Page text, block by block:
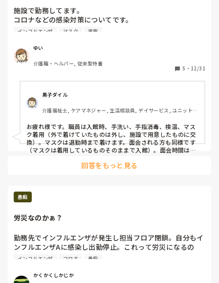
スタッフ間の感染を防いでいます　笑
施設で勤務してます。
コロナなどの感染対策についてです。
一時期は、職員マスク着用、利用者家族の面会時間や人数規
しかし現在は形上は…という感じです。
面会時間や人数の規制を掲載してても、関係なく面会させた
り、職員の7割がマスク無着用です。
免疫が落ちてる方も多いので対策したいです。
インフルエンザ マスク 家族
ゆい
介護職・ヘルパー, 従来型特養
5 ・ 12/31
黒子ダイル
介護福祉士, ケアマネジャー, 生活相談員, デイサービス, ユニット型
お疲れ様です。職員は入館時、手洗い、手指消毒、検温、マス
ク着用（外で着けていたものは外し、施設で用意したものに交
換）。マスクは退勤時まで着けます。面会される方も同様です
（マスクは着用しているものそのままで入館）。面会時間は原
回答をもっと見る
愚痴
労災なのかぁ？
勤務先でインフルエンザが発生し担当フロア閉鎖。自分もイ
ンフルエンザAに感染し出勤停止。これって労災になるの
か？コロナの時も感染して出勤停止になったけど労災になる
いになりそうだから言わない。
インフルエンザ コロナ 愚痴
かくかくしかじか